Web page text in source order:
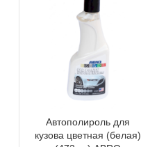
Автополироль для
кузова цветная (белая)